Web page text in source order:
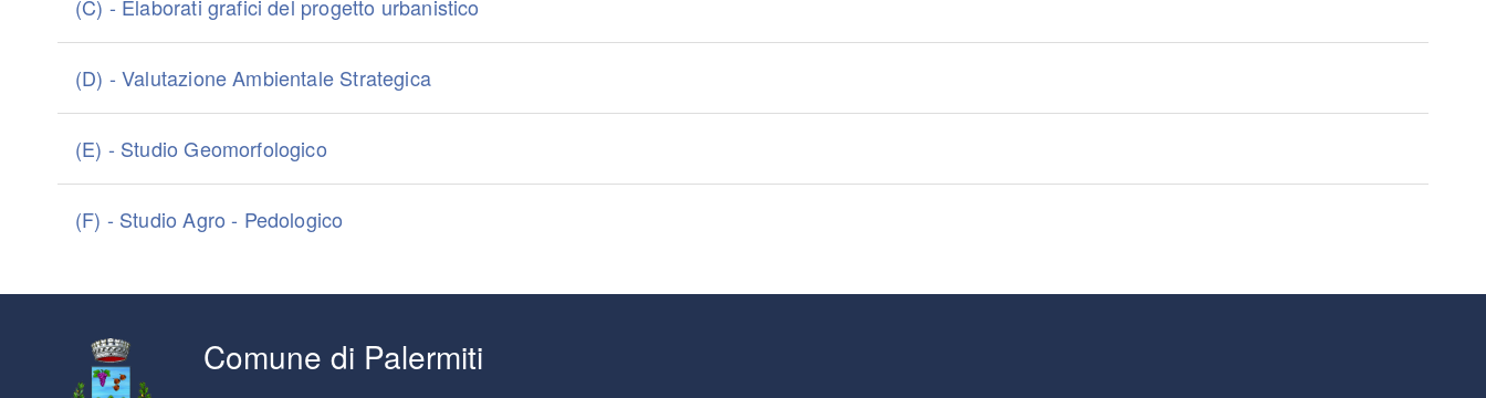
(C) - Elaborati grafici del progetto urbanistico
(D) - Valutazione Ambientale Strategica
(E) - Studio Geomorfologico
(F) - Studio Agro - Pedologico
Comune di Palermiti